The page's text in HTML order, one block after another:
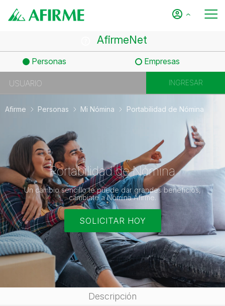
AfirmeNet
Personas Empresas
Afirme Personas Mi Nómina Portabilidad de Nómina
Portabilidad de Nómina
Un cambio sencillo te puede dar grandes beneficios,
cámbiate a Nómina Afirme.
SOLICITAR HOY
Descripción